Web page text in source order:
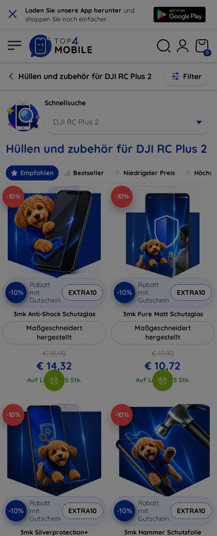
× Laden Sie unsere App herunter und
shoppen Sie noch einfacher.
0
Hüllen und zubehör für DJI RC Plus 2 Filter
Schnellsuche
DJI RC Plus 2
Hüllen und zubehör für DJI RC Plus 2
Empfohlen Bestseller Niedrigster Preis
-10%
-10%
Rabatt
mit
Gutschein
EXTRA10
3mk Anti-Shock Schutzglas
Maßgeschneidert
hergestellt
€ 15,90
€ 14,32
Auf Lager > 5 Stk.
-10%
-10%
Rabatt
mit
Gutschein
EXTRA10
3mk Pure Matt Schutzglas
Maßgeschneidert
hergestellt
€ 11,90
€ 10,72
Auf Lager > 5 Stk.
-10%
-10%
Rabatt
mit
Gutschein
EXTRA10
3mk Silverprotection+
-10%
-10%
Rabatt
mit
Gutschein
EXTRA10
3mk Hammer Schutzfolie